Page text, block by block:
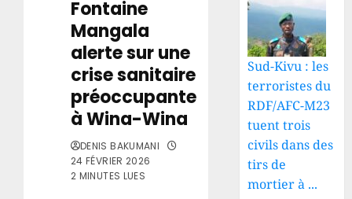
Fontaine
Mangala
alerte sur une
crise sanitaire
préoccupante
à Wina-Wina
DENIS BAKUMANI
24 FÉVRIER 2026
2 MINUTES LUES
Sud-Kivu : les
terroristes du
RDF/AFC-M23
tuent trois
civils dans des
tirs de
mortier à ...